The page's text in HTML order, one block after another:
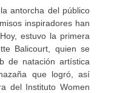
antorcha del público
inspiradores han
estuvo la primera
Balicourt, quien se
de natación artística
que logró, así
del Instituto Women